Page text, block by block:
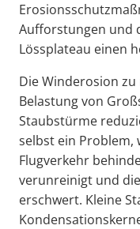
Aufforstungen und
Lössplateau einen
Die Winderosion
Belastung von
Staubstürme
selbst ein Problem,
Flugverkehr
verunreinigt und
erschwert. Kleine